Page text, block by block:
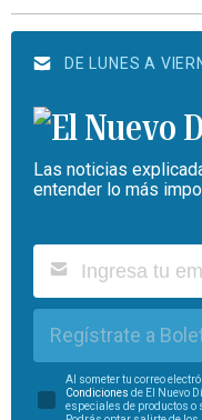
DE LUNES A
Las noticias
entender lo más
Regístrate a
Al someter tu correo
Condiciones de El Nuevo
especiales de productos o